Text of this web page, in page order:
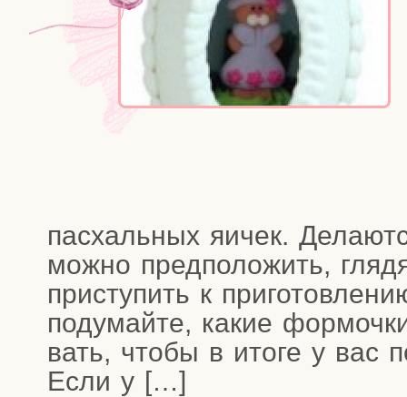
пас­халь­ных яичек.
мож­но пред­по­ло­жить,
при­сту­пить к
поду­май­те, какие
вать, что­бы в ито­ге у вас
Если у […]